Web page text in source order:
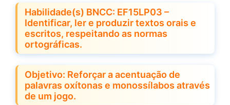
Habilidade(s) BNCC: EF15LP03 –
Identificar, ler e produzir textos orais e
escritos, respeitando as normas
ortográficas.
Objetivo: Reforçar a acentuação de
palavras oxítonas e monossílabos através
de um jogo.